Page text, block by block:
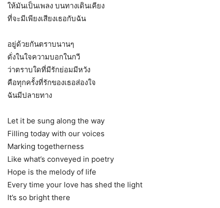
ให้มันเป็นเพลง บนทางเดินเคียง
ที่จะมีเพียงเสียงเธอกับฉัน
อยู่ด้วยกันตราบนานๆ
ดั่งในใจความบอกในกวี
ว่าตราบใดที่มีรักย่อมมีหวัง
คือทุกครั้งที่รักของเธอส่องใจ
ฉันมีปลายทาง
Let it be sung along the way
Filling today with our voices
Marking togetherness
Like what’s conveyed in poetry
Hope is the melody of life
Every time your love has shed the light
It’s so bright there